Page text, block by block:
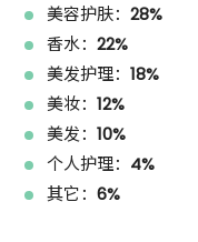
美容护肤：28%
香水：22%
美发护理：18%
美妆：12%
美发：10%
个人护理： 4%
其它：6%